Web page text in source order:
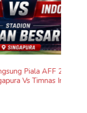
AFF 2026: Laga
Indonesia